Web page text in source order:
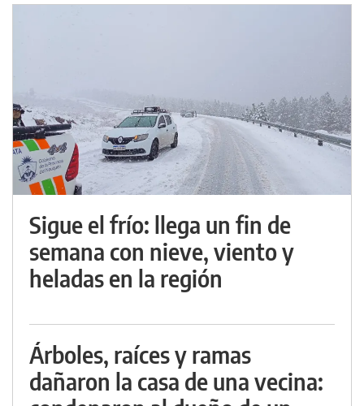
Sigue el frío: llega un fin de
semana con nieve, viento y
heladas en la región
Árboles, raíces y ramas
dañaron la casa de una vecina: